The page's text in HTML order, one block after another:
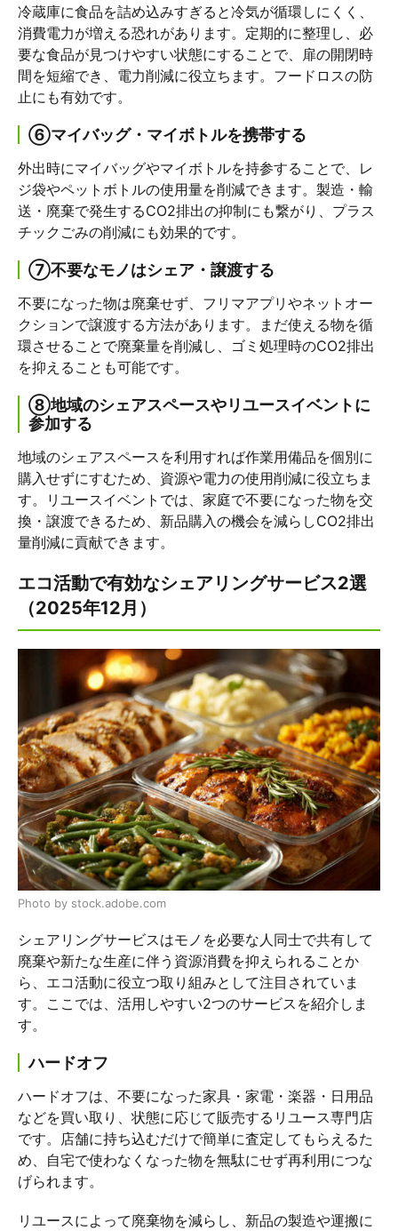
冷蔵庫に食品を詰め込みすぎると冷気が循環しにくく、
消費電力が増える恐れがあります。定期的に整理し、必
要な食品が見つけやすい状態にすることで、扉の開閉時
間を短縮でき、電力削減に役立ちます。フードロスの防
止にも有効です。
⑥マイバッグ・マイボトルを携帯する
外出時にマイバッグやマイボトルを持参することで、レ
ジ袋やペットボトルの使用量を削減できます。製造・輸
送・廃棄で発生するCO2排出の抑制にも繋がり、プラス
チックごみの削減にも効果的です。
⑦不要なモノはシェア・譲渡する
不要になった物は廃棄せず、フリマアプリやネットオー
クションで譲渡する方法があります。まだ使える物を循
環させることで廃棄量を削減し、ゴミ処理時のCO2排出
を抑えることも可能です。
⑧地域のシェアスペースやリユースイベントに
参加する
地域のシェアスペースを利用すれば作業用備品を個別に
購入せずにすむため、資源や電力の使用削減に役立ちま
す。リユースイベントでは、家庭で不要になった物を交
換・譲渡できるため、新品購入の機会を減らしCO2排出
量削減に貢献できます。
エコ活動で有効なシェアリングサービス2選
（2025年12月）
Photo by stock.adobe.com
シェアリングサービスはモノを必要な人同士で共有して
廃棄や新たな生産に伴う資源消費を抑えられることか
ら、エコ活動に役立つ取り組みとして注目されていま
す。ここでは、活用しやすい2つのサービスを紹介しま
す。
ハードオフ
ハードオフは、不要になった家具・家電・楽器・日用品
などを買い取り、状態に応じて販売するリユース専門店
です。店舗に持ち込むだけで簡単に査定してもらえるた
め、自宅で使わなくなった物を無駄にせず再利用につな
げられます。
リユースによって廃棄物を減らし、新品の製造や運搬に